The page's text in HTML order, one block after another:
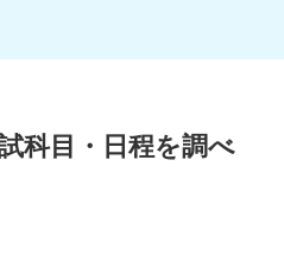
科目・日程を調べ